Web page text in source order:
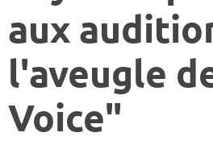
aux
l'aveugle
Voice"